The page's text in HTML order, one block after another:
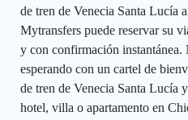
de tren de Venecia Santa Lucía
Mytransfers puede reservar su
y con confirmación instantánea.
esperando con un cartel de
de tren de Venecia Santa Lucía
hotel, villa o apartamento en